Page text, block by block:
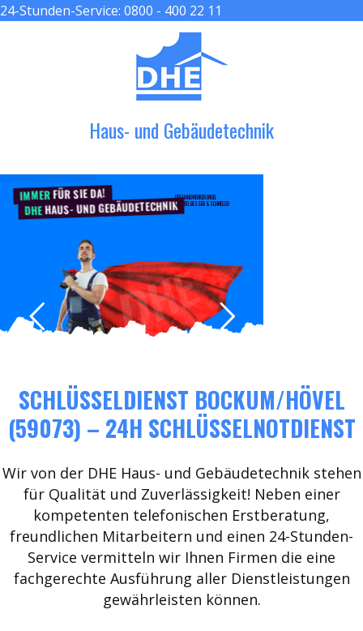
24-Stunden-Service: 0800 - 400 22 11
Haus- und Gebäudetechnik
IMMERFÜR SIE DA!
DHEHAUS- UND GEBÄUDETECHNIK
DER HANDWERKER ENGEL
GRÖßER, BESSER & SCHNELLER
SCHLÜSSELDIENST BOCKUM/HÖVEL
(59073) – 24H SCHLÜSSELNOTDIENST
Wir von der DHE Haus- und Gebäudetechnik stehen
für Qualität und Zuverlässigkeit! Neben einer
kompetenten telefonischen Erstberatung,
freundlichen Mitarbeitern und einen 24-Stunden-
Service vermitteln wir Ihnen Firmen die eine
fachgerechte Ausführung aller Dienstleistungen
gewährleisten können.